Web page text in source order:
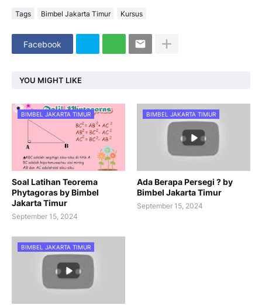
Tags Bimbel Jakarta Timur Kursus
Facebook
YOU MIGHT LIKE
BIMBEL JAKARTA TIMUR
Soal Latihan Teorema
Phytagoras by Bimbel
Jakarta Timur
September 15, 2024
BIMBEL JAKARTA TIMUR
Ada Berapa Persegi ? by
Bimbel Jakarta Timur
September 15, 2024
BIMBEL JAKARTA TIMUR